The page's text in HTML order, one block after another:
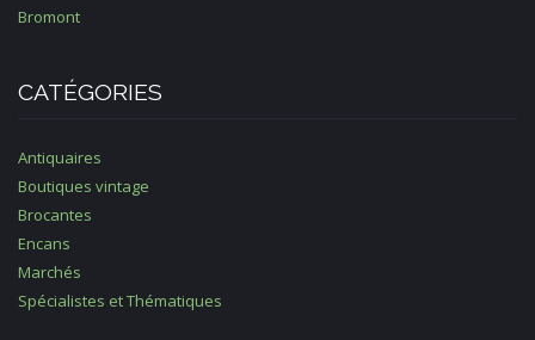
Bromont
CATÉGORIES
Antiquaires
Boutiques vintage
Brocantes
Encans
Marchés
Spécialistes et Thématiques